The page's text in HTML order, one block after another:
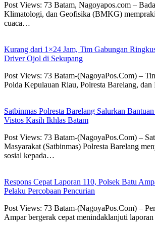
Post Views: 73 Batam, Nagoyapos.com –
Klimatologi, dan Geofisika (BMKG)
cuaca…
Kurang dari 1×24 Jam, Tim Gabungan
Driver Ojol di Sekupang
Post Views: 73 Batam-(NagoyaPos.Com) –
Polda Kepulauan Riau, Polresta Barelang,
Satbinmas Polresta Barelang Salurkan
Vistos Kasih Ikhlas Batam
Post Views: 73 Batam-(NagoyaPos.Com) –
Masyarakat (Satbinmas) Polresta Barelang
sosial kepada…
Respons Cepat Laporan 110, Polsek Batu
Pelaku Percobaan Pencurian
Post Views: 73 Batam-(NagoyaPos.Com) –
Ampar bergerak cepat menindaklanjuti